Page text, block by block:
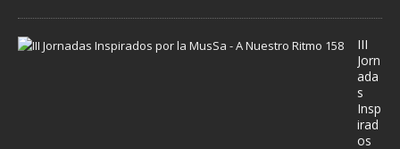
III
Jorn
ada
s
Insp
irad
os